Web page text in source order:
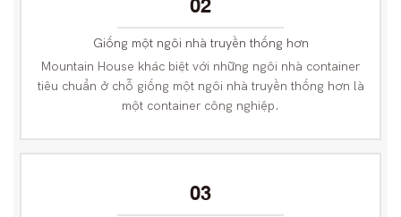
02
Giống một ngôi nhà truyền thống hơn
Mountain House khác biệt với những ngôi nhà container
tiêu chuẩn ở chỗ giống một ngôi nhà truyền thống hơn là
một container công nghiệp.
03